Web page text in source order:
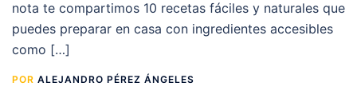
nota te compartimos 10 recetas fáciles y naturales que
puedes preparar en casa con ingredientes accesibles
como […]
POR ALEJANDRO PÉREZ ÁNGELES